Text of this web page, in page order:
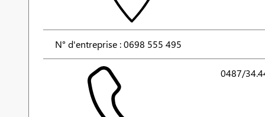
N° d'entreprise : 0698 555 495
0487/